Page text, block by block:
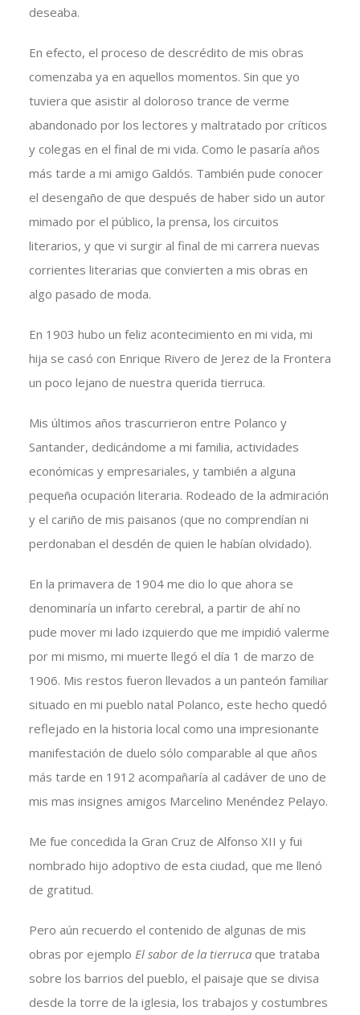
deseaba.
En efecto, el proceso de descrédito de mis obras
comenzaba ya en aquellos momentos. Sin que yo
tuviera que asistir al doloroso trance de verme
abandonado por los lectores y maltratado por críticos
y colegas en el final de mi vida. Como le pasaría años
más tarde a mi amigo Galdós. También pude conocer
el desengaño de que después de haber sido un autor
mimado por el público, la prensa, los circuitos
literarios, y que vi surgir al final de mi carrera nuevas
corrientes literarias que convierten a mis obras en
algo pasado de moda.
En 1903 hubo un feliz acontecimiento en mi vida, mi
hija se casó con Enrique Rivero de Jerez de la Frontera
un poco lejano de nuestra querida tierruca.
Mis últimos años trascurrieron entre Polanco y
Santander, dedicándome a mi familia, actividades
económicas y empresariales, y también a alguna
pequeña ocupación literaria. Rodeado de la admiración
y el cariño de mis paisanos (que no comprendían ni
perdonaban el desdén de quien le habían olvidado).
En la primavera de 1904 me dio lo que ahora se
denominaría un infarto cerebral, a partir de ahí no
pude mover mi lado izquierdo que me impidió valerme
por mi mismo, mi muerte llegó el día 1 de marzo de
1906. Mis restos fueron llevados a un panteón familiar
situado en mi pueblo natal Polanco, este hecho quedó
reflejado en la historia local como una impresionante
manifestación de duelo sólo comparable al que años
más tarde en 1912 acompañaría al cadáver de uno de
mis mas insignes amigos Marcelino Menéndez Pelayo.
Me fue concedida la Gran Cruz de Alfonso XII y fui
nombrado hijo adoptivo de esta ciudad, que me llenó
de gratitud.
Pero aún recuerdo el contenido de algunas de mis
obras por ejemplo El sabor de la tierrucaque trataba
sobre los barrios del pueblo, el paisaje que se divisa
desde la torre de la iglesia, los trabajos y costumbres